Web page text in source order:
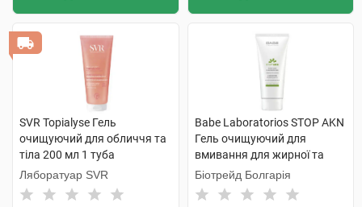
SVR Topialyse Гель
очищуючий для обличчя та
тіла 200 мл 1 туба
Ляборатуар SVR
Babe Laboratorios STOP AKN
Гель очищуючий для
вмивання для жирної та
проблемної шкіри 200 мл 1
туба
Біотрейд Болгарія